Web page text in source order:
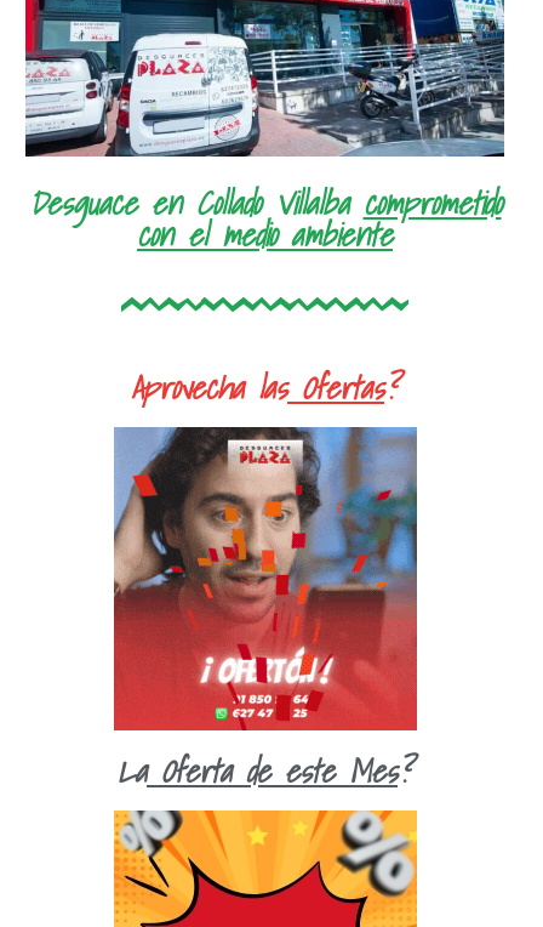
Desguace en Collado Villalba comprometido
con el medio ambiente
Aprovecha lasOfertas?
LaOferta de este Mes?